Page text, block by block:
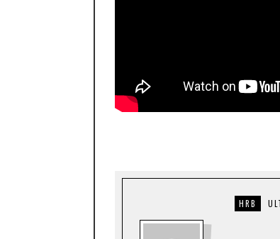
FACEBOOK
HRB